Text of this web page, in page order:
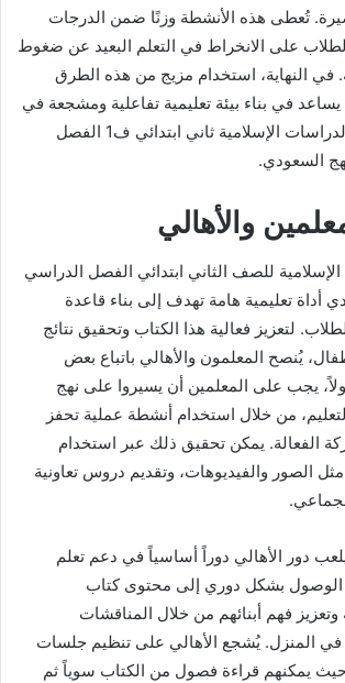
تُعطى هذه الأنشطة وزنًا ضمن الدرجات
الطلاب على الانخراط في التعلم البعيد عن ضغوط
في النهاية، استخدام مزيج من هذه الطرق
يساعد في بناء بيئة تعليمية تفاعلية ومشجعة في
إطار تدريس كتاب الدراسات الإسلامية ثاني ابتدائي ف1 الفصل
السعودي.
والأهالي
للصف الثاني ابتدائي الفصل الدراسي
أداة تعليمية هامة تهدف إلى بناء قاعدة
لتعزيز فعالية هذا الكتاب وتحقيق نتائج
يُنصح المعلمون والأهالي باتباع بعض
يجب على المعلمين أن يسيروا على نهج
من خلال استخدام أنشطة عملية تحفز
الفعالة. يمكن تحقيق ذلك عبر استخدام
الصور والفيديوهات، وتقديم دروس تعاونية
دور الأهالي دوراً أساسياً في دعم تعلم
الوصول بشكل دوري إلى محتوى كتاب
وتعزيز فهم أبنائهم من خلال المناقشات
في المنزل. يُشجع الأهالي على تنظيم جلسات
حيث يمكنهم قراءة فصول من الكتاب سوياً ثم